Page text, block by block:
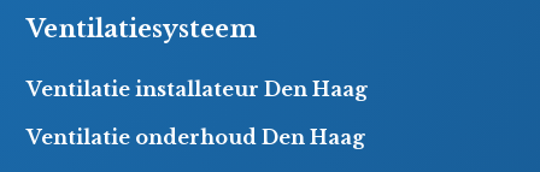
Ventilatiesysteem
Ventilatie installateur Den Haag
Ventilatie onderhoud Den Haag